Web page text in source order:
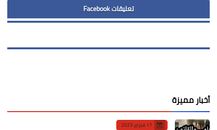
تعليقات Facebook
أخبار مميزة
17 فبراير 2023